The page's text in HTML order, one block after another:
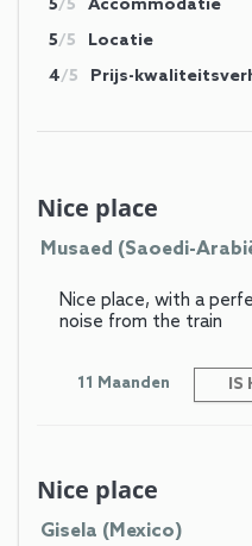
5/5
Accommodatie
5/5
Locatie
4/5 Prijs-
Nice place
Musaed (Saoedi-
Nice place, with a
noise from the train
IS
11 Maanden
Nice place
Gisela (Mexico)